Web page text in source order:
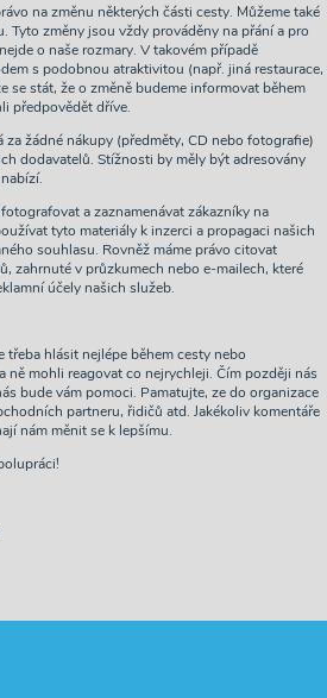
na změnu některých části cesty. Můžeme také
Tyto změny jsou vždy prováděny na přání a pro
o naše rozmary. V takovém případě
s podobnou atraktivitou (např. jiná restaurace,
se stát, že o změně budeme informovat během
předpovědět dříve.
žádné nákupy (předměty, CD nebo fotografie)
dodavatelů. Stížnosti by měly být adresovány
a zaznamenávat zákazníky na
tyto materiály k inzerci a propagaci našich
souhlasu. Rovněž máme právo citovat
zahrnuté v průzkumech nebo e-mailech, které
účely našich služeb.
hlásit nejlépe během cesty nebo
ně mohli reagovat co nejrychleji. Čím později nás
bude vám pomoci. Pamatujte, ze do organizace
partneru, řidičů atd. Jakékoliv komentáře
nám měnit se k lepšímu.